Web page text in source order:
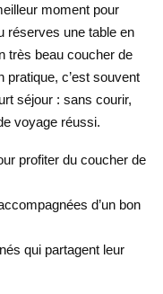
moment pour
réserves une table en
très beau coucher de
pratique, c’est souvent
séjour : sans courir,
voyage réussi.
profiter du coucher de
d’un bon
qui partagent leur